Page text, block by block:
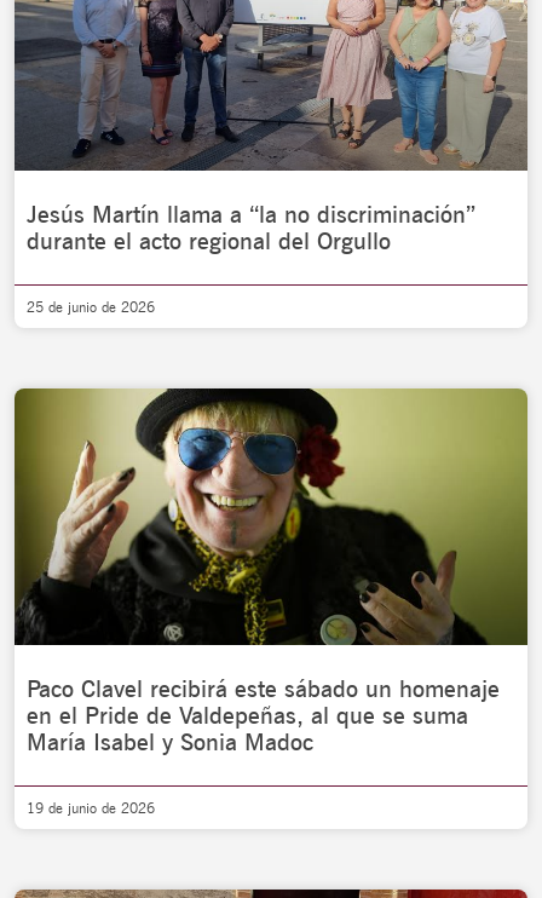
Jesús Martín llama a “la no discriminación”
durante el acto regional del Orgullo
25 de junio de 2026
Paco Clavel recibirá este sábado un homenaje
en el Pride de Valdepeñas, al que se suma
María Isabel y Sonia Madoc
19 de junio de 2026